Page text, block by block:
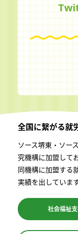
全国に繋がる就
ソース堺東・ソー
究機構に加盟して
同機構に加盟する
実績を出していま
社会福祉